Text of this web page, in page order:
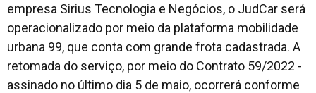
empresa Sirius Tecnologia e Negócios, o JudCar será
operacionalizado por meio da plataforma mobilidade
urbana 99, que conta com grande frota cadastrada. A
retomada do serviço, por meio do Contrato 59/2022 -
assinado no último dia 5 de maio, ocorrerá conforme